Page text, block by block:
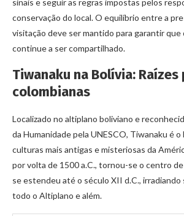
sinais e seguir as regras impostas pelos
conservação do local. O equilíbrio entre a
visitação deve ser mantido para garantir que
continue a ser compartilhado.
Tiwanaku na Bolívia: Raízes
colombianas
Localizado no altiplano boliviano e
da Humanidade pela UNESCO, Tiwanaku é o
culturas mais antigas e misteriosas da
por volta de 1500 a.C., tornou-se o centro
se estendeu até o século XII d.C.,
todo o Altiplano e além.